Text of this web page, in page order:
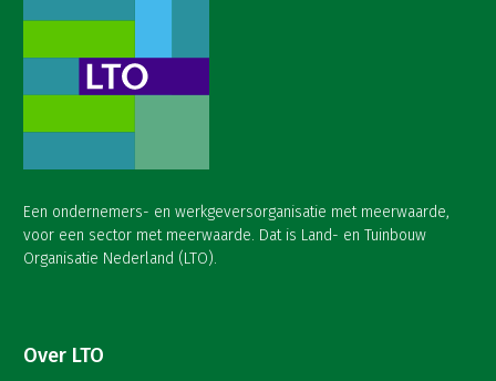
Een ondernemers- en werkgeversorganisatie met meerwaarde,
voor een sector met meerwaarde. Dat is Land- en Tuinbouw
Organisatie Nederland (LTO).
Over LTO